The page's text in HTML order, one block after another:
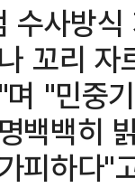
수사방
꼬리
"민중
백백히
피하다"